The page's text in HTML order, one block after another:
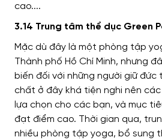
3.14 Trung tâm thể dục Green
Mặc dù đây là một phòng tập
Thành phố Hồ Chí Minh, nhưng
biến đối với những người giữ
chất ở đây khá tiện nghi nên
lựa chọn cho các bạn, và mục
đạt điểm cao. Thời gian qua,
nhiều phòng tập yoga, bổ sung